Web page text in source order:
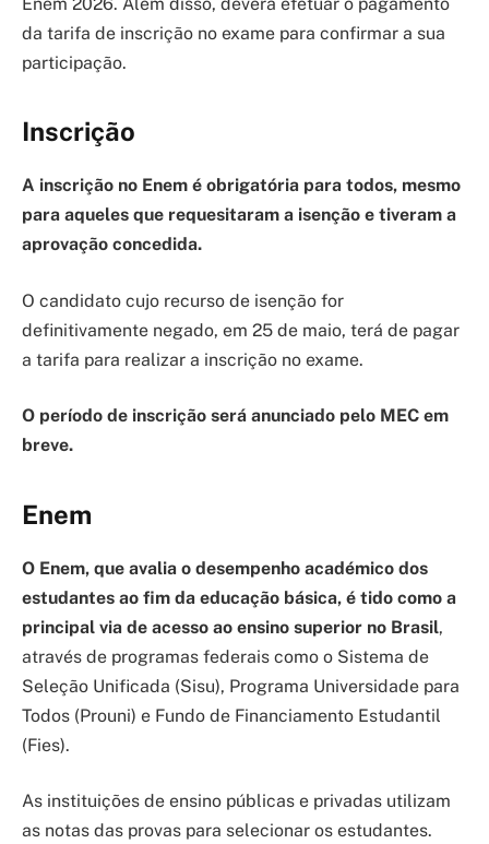
da tarifa de inscrição no exame para confirmar a sua
participação.
Inscrição
A inscrição no Enem é obrigatória para todos, mesmo
para aqueles que requesitaram a isenção e tiveram a
aprovação concedida.
O candidato cujo recurso de isenção for
definitivamente negado, em 25 de maio, terá de pagar
a tarifa para realizar a inscrição no exame.
O período de inscrição será anunciado pelo MEC em
breve.
Enem
O Enem, que avalia o desempenho académico dos
estudantes ao fim da educação básica, é tido como a
principal via de acesso ao ensino superior no Brasil,
através de programas federais como o Sistema de
Seleção Unificada (Sisu), Programa Universidade para
Todos (Prouni) e Fundo de Financiamento Estudantil
(Fies).
As instituições de ensino públicas e privadas utilizam
as notas das provas para selecionar os estudantes.